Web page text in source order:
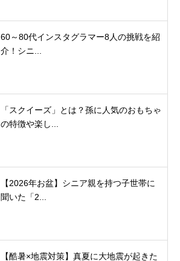
60～80代インスタグラマー8人の挑戦を紹
介！シニ...
「スクイーズ」とは？孫に人気のおもちゃ
の特徴や楽し...
【2026年お盆】シニア親を持つ子世帯に
聞いた「2...
【酷暑×地震対策】真夏に大地震が起きた